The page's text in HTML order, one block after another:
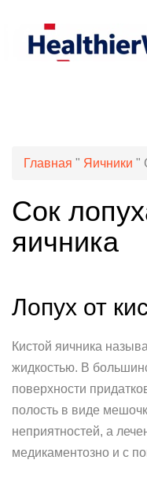
Главная " Яичники "
Сок
яичника
Лопух от
Кистой яичника
жидкостью. В
поверхности
полость в виде
неприятностей, а
медикаментозно и с